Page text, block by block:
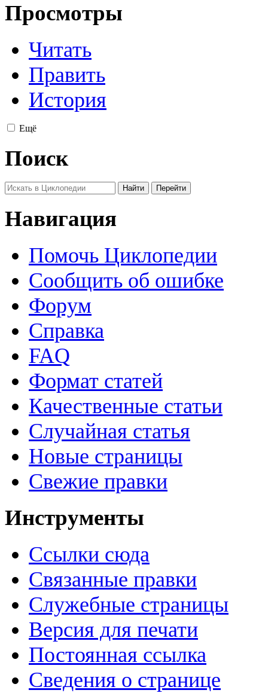
Просмотры
Читать
Править
История
Ещё
Поиск
Навигация
Помочь Циклопедии
Сообщить об ошибке
Форум
Справка
FAQ
Формат статей
Качественные статьи
Случайная статья
Новые страницы
Свежие правки
Инструменты
Ссылки сюда
Связанные правки
Служебные страницы
Версия для печати
Постоянная ссылка
Сведения о странице